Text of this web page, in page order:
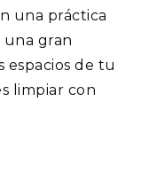
una práctica
una gran
espacios de tu
limpiar con